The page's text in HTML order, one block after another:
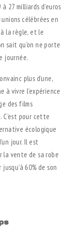
27 milliards d’euros
célébrées en
à la règle, et le
sait qu’on ne porte
journée.
plus d’une,
vivre l’expérience
des films
C’est pour cette
écologique
jour. Il est
la vente de sa robe
60% de son